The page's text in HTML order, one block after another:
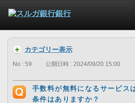
カテゴリー表示
No : 59 公開日時 : 2024/09/20 15:00
手数料が無料になるサービス
条件はありますか？